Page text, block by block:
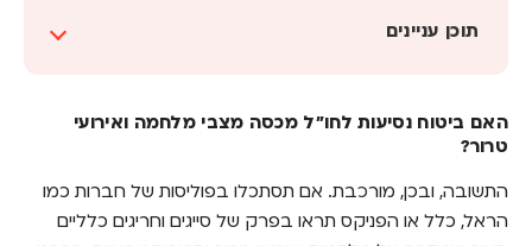
תוכן עניינים
מוצאים פוליסות ביטוח נסיעות לחו"ל עם כל
הכיסויים, במחירים הכי נוחים
האם ביטוח נסיעות לחו"ל מכסה מצבי מלחמה ואירועי
טרור?
התשובה, ובכן, מורכבת. אם תסתכלו בפוליסות של חברות כמו
הראל, כלל או הפניקס תראו בפרק של סייגים וחריגים כלליים